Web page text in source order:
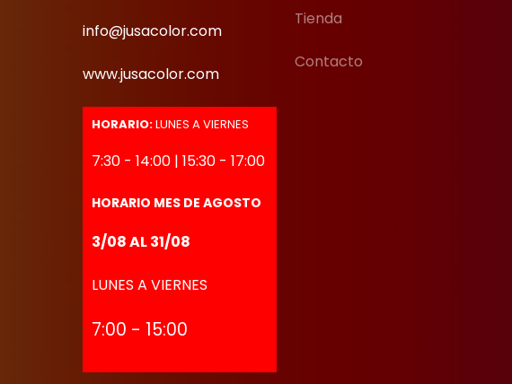
info@jusacolor.com
www.jusacolor.com
HORARIO:LUNES A VIERNES
7:30 - 14:00 | 15:30 - 17:00
HORARIO MES DE AGOSTO
3/08 AL 31/08
LUNES A VIERNES
7:00 - 15:00
Tienda
Contacto